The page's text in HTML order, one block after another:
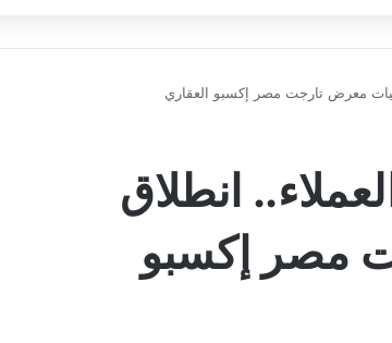
معرض تارجت مصر إكسبو العقاري
انطلاق
مصر إكسبو